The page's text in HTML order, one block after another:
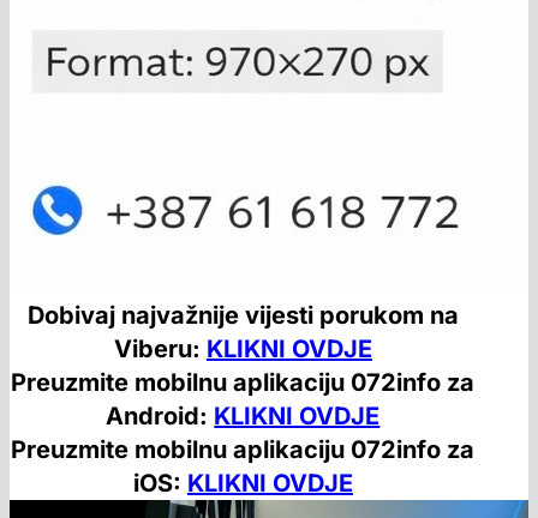
Dobivaj najvažnije vijesti porukom na
Viberu: KLIKNI OVDJE
Preuzmite mobilnu aplikaciju 072info za
Android: KLIKNI OVDJE
Preuzmite mobilnu aplikaciju 072info za
iOS: KLIKNI OVDJE